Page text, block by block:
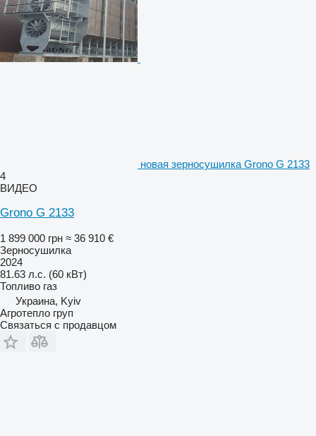
новая зерносушилка Grono G 2133
4
ВИДЕО
Grono G 2133
1 899 000 грн ≈ 36 910 €
Зерносушилка
2024
81.63 л.с. (60 кВт)
Топливо газ
Украина, Kyiv
Агротепло груп
Связаться с продавцом